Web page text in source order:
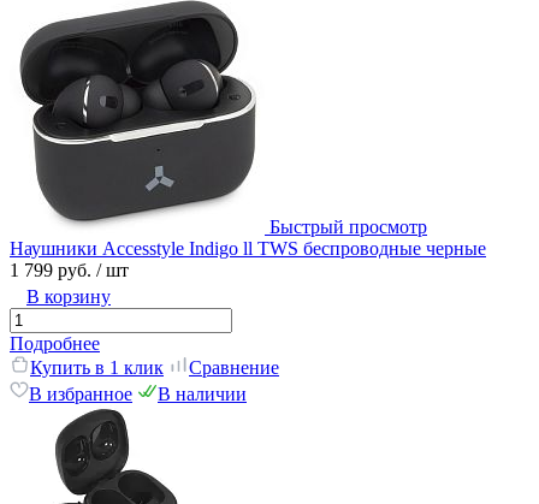
Быстрый просмотр
Наушники Accesstyle Indigo ll TWS беспроводные черные
1 799 руб. / шт
В корзину
Подробнее
Купить в 1 клик
Сравнение
В избранное
В наличии